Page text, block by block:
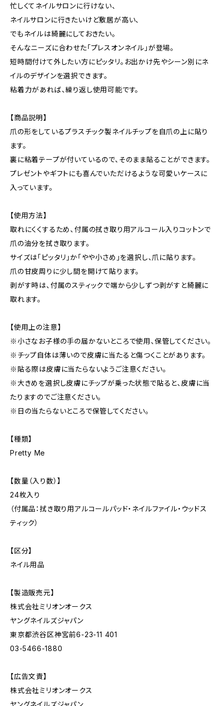
忙しくてネイルサロンに行けない、
ネイルサロンに行きたいけど敷居が高い、
でもネイルは綺麗にしておきたい。
そんなニーズに合わせた「プレスオンネイル」が登場。
短時間付けて外したい方にピッタリ。お出かけ先やシーン別にネ
イルのデザインを選択できます。
粘着力があれば、繰り返し使用可能です。
【商品説明】
爪の形をしているプラスチック製ネイルチップを自爪の上に貼り
ます。
裏に粘着テープが付いているので、そのまま貼ることができます。
プレゼントやギフトにも喜んでいただけるような可愛いケースに
入っています。
【使用方法】
取れにくくするため、付属の拭き取り用アルコール入りコットンで
爪の油分を拭き取ります。
サイズは「ピッタリ」か「やや小さめ」を選択し、爪に貼ります。
爪の甘皮周りに少し間を開けて貼ります。
剥がす時は、付属のスティックで端から少しずつ剥がすと綺麗に
取れます。
【使用上の注意】
※小さなお子様の手の届かないところで使用、保管してください。
※チップ自体は薄いので皮膚に当たると傷つくことがあります。
※貼る際は皮膚に当たらないようご注意ください。
※大きめを選択し皮膚にチップが乗った状態で貼ると、皮膚に当
たりますのでご注意ください。
※日の当たらないところで保管してください。
【種類】
Pretty Me
【数量（入り数）】
24枚入り
（付属品：拭き取り用アルコールパッド・ネイルファイル・ウッドス
ティック）
【区分】
ネイル用品
【製造販売元】
株式会社ミリオンオークス
ヤングネイルズジャパン
東京都渋谷区神宮前6-23-11 401
03-5466-1880
【広告文責】
株式会社ミリオンオークス
ヤングネイルズジャパン